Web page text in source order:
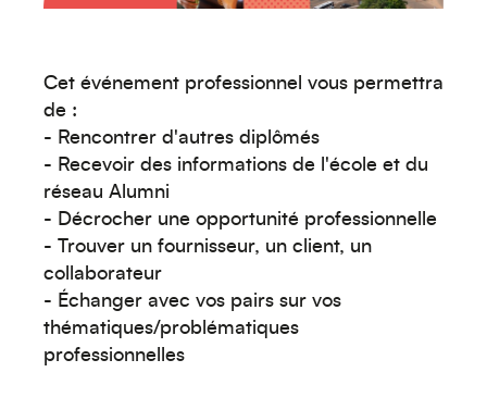
Cet événement professionnel vous permettra
de :
- Rencontrer d'autres diplômés
- Recevoir des informations de l'école et du
réseau Alumni
- Décrocher une opportunité professionnelle
- Trouver un fournisseur, un client, un
collaborateur
- Échanger avec vos pairs sur vos
thématiques/problématiques
professionnelles
Moyen-Orient
Océanie